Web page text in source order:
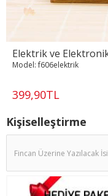
Elektrik ve
399,90TL
Model: f606elektrik
Kişiselleştirme